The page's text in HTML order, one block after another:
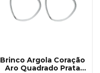
Brinco Argola Coração
Aro Quadrado Prata